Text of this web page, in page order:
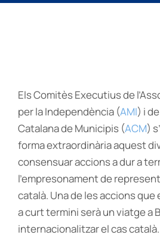
Els Comitès Executius de
per la Independència (AMI) i
Catalana de Municipis (ACM)
forma extraordinària aquest
consensuar accions a dur a
l’empresonament de
català. Una de les accions
a curt termini serà un viatge a
internacionalitzar el cas